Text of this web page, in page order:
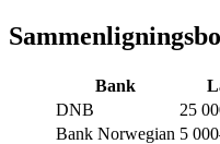
Bank
DNB
25
Bank Norwegian 5